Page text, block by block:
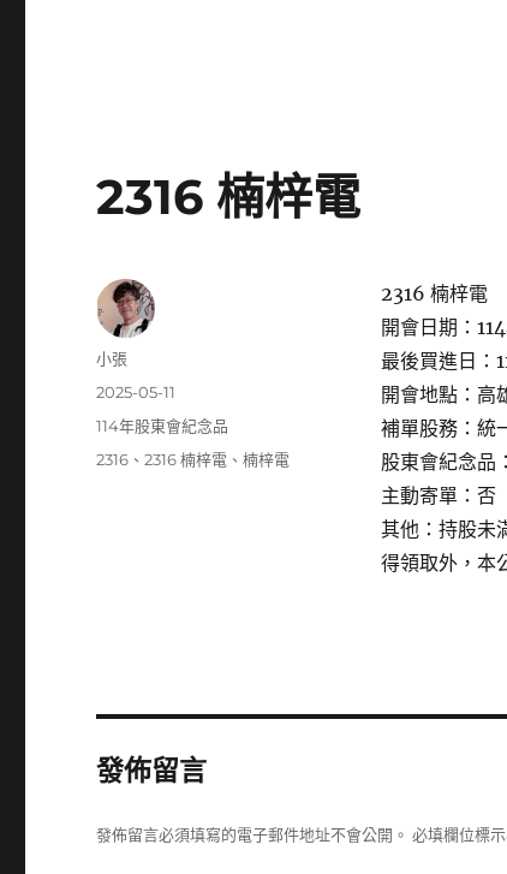
2316 楠梓電
2316 楠梓電
開會日期：
最後買進日：
開會地點：高
補單股務：統
股東會紀念品
主動寄單：否
其他：持股未
得領取外，本
作
小張
發
期:
2025-05-11
分
114年股東會紀念品
標
2316 、2316 楠梓電 、楠梓電
發佈留言
發佈留言必須填寫的電子郵件地址不會公開。 必填欄位標